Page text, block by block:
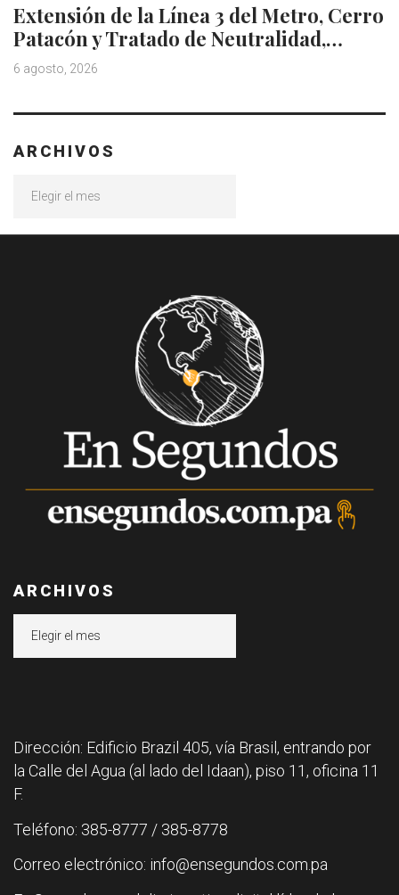
Extensión de la Línea 3 del Metro, Cerro
Patacón y Tratado de Neutralidad,…
6 agosto, 2026
ARCHIVOS
ARCHIVOS
Dirección: Edificio Brazil 405, vía Brasil, entrando por
la Calle del Agua (al lado del Idaan), piso 11, oficina 11
F.
Teléfono: 385-8777 / 385-8778
Correo electrónico: info@ensegundos.com.pa